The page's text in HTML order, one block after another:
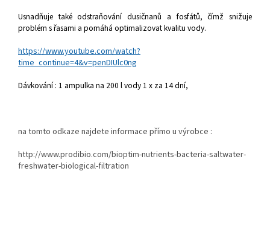
Usnadňuje také odstraňování dusičnanů a fosfátů, čímž snižuje
problém s řasami a pomáhá optimalizovat kvalitu vody.
https://www.youtube.com/watch?
time_continue=4&v=penDIUlc0ng
Dávkování : 1 ampulka na 200 l vody 1 x za 14 dní,
na tomto odkaze najdete informace přímo u výrobce :
http://www.prodibio.com/bioptim-nutrients-bacteria-saltwater-
freshwater-biological-filtration